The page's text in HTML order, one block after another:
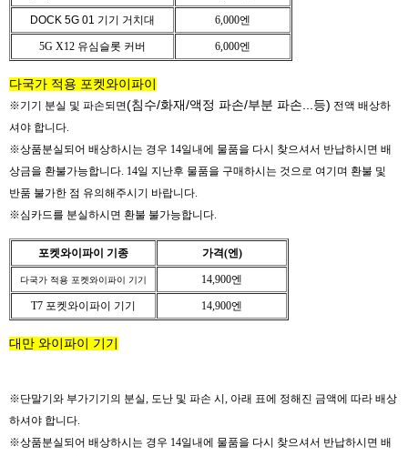
DOCK 5G 01 기기 거치대 6,000엔
5G X12 유심슬롯 커버 6,000엔
다국가 적용 포켓와이파이
※기기 분실 및 파손되면(침수/화재/액정 파손/부분 파손...등) 전액 배상하
셔야 합니다.
※상품분실되어 배상하시는 경우 14일내에 물품을 다시 찾으셔서 반납하시면 배
상금을 환불가능합니다. 14일 지난후 물품을 구매하시는 것으로 여기며 환불 및
반품 불가한 점 유의해주시기 바랍니다.
※심카드를 분실하시면 환불 불가능합니다.
포켓와이파이 기종 가격(엔)
다국가 적용 포켓와이파이 기기 14,900엔
T7 포켓와이파이 기기 14,900엔
대만 와이파이 기기
※단말기와 부가기기의 분실, 도난 및 파손 시, 아래 표에 정해진 금액에 따라 배상
하셔야 합니다.
※상품분실되어 배상하시는 경우 14일내에 물품을 다시 찾으셔서 반납하시면 배